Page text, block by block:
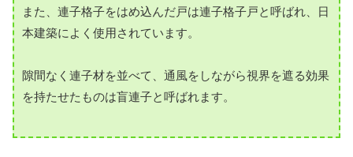
また、連子格子をはめ込んだ戸は連子格子戸と呼ばれ、日
本建築によく使用されています。
隙間なく連子材を並べて、通風をしながら視界を遮る効果
を持たせたものは盲連子と呼ばれます。